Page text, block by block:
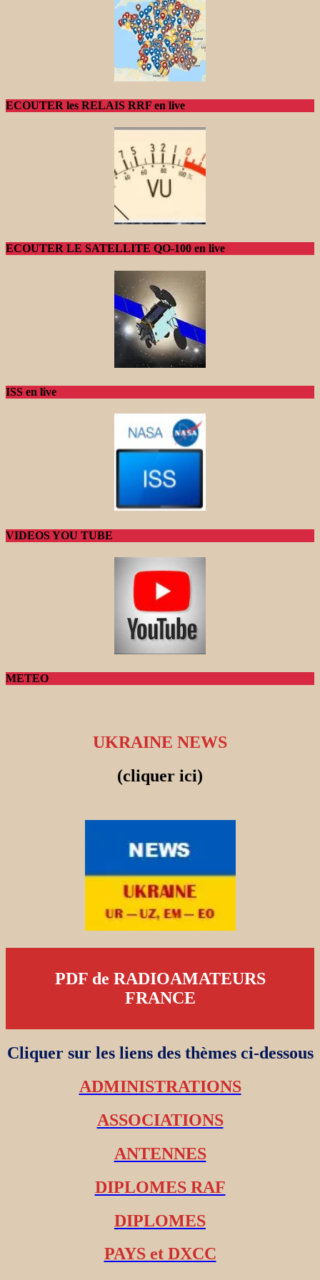
ECOUTER les RELAIS RRF en live
ECOUTER LE SATELLITE QO-100 en live
ISS en live
VIDEOS YOU TUBE
METEO
UKRAINE NEWS
(cliquer ici)
PDF de RADIOAMATEURS
FRANCE
Cliquer sur les liens des thèmes ci-dessous
ADMINISTRATIONS
ASSOCIATIONS
ANTENNES
DIPLOMES RAF
DIPLOMES
PAYS et DXCC